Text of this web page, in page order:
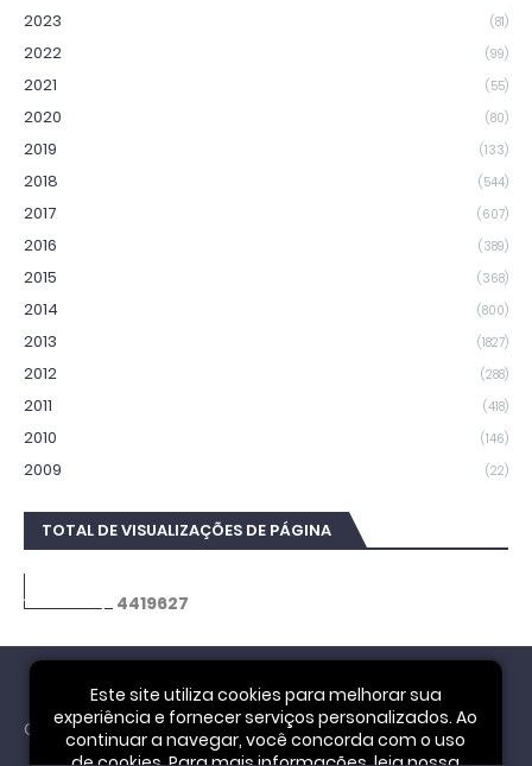
2023 (81)
2022 (99)
2021 (55)
2020 (80)
2019 (133)
2018 (544)
2017 (607)
2016 (389)
2015 (368)
2014 (800)
2013 (1827)
2012 (288)
2011 (418)
2010 (146)
2009 (22)
TOTAL DE VISUALIZAÇÕES DE PÁGINA
4419627
Cookie Notice
Este site utiliza cookies para melhorar sua
experiência e fornecer serviços personalizados. Ao
continuar a navegar, você concorda com o uso